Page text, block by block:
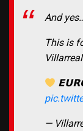
And
This is
—